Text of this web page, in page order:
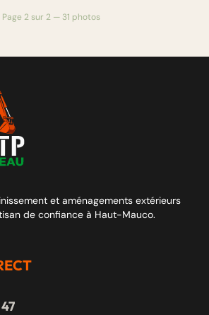
Page 2 sur 2 — 31 photos
et aménagements extérieurs
de confiance à Haut-Mauco.